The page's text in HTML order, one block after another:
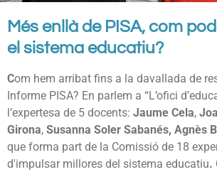
Més enllà de PISA, com
el sistema educatiu?
Com hem arribat fins a la davallada de
Informe PISA? En parlem a “L’ofici
l’expertesa de 5 docents: Jaume Cela,
Girona, Susanna Soler Sabanés, Agnès
que forma part de la Comissió de 18
d'impulsar millores del sistema educatiu.